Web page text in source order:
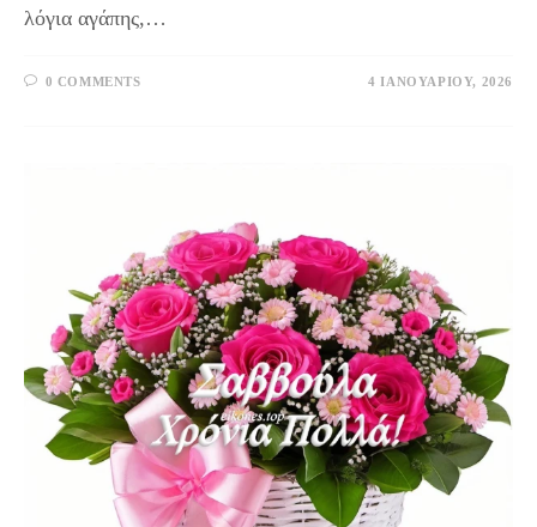
λόγια αγάπης,…
0 COMMENTS 4 ΙΑΝΟΥΑΡΊΟΥ, 2026